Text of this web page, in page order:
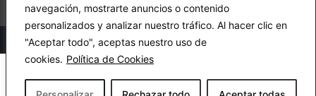
navegación, mostrarte anuncios o contenido
personalizados y analizar nuestro tráfico. Al hacer clic en
"Aceptar todo", aceptas nuestro uso de
cookies. Política de Cookies
© Copyright Ecuador Chequea 2025.